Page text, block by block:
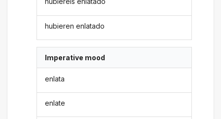
hubieren enlatado
Imperative mood
enlata
enlate